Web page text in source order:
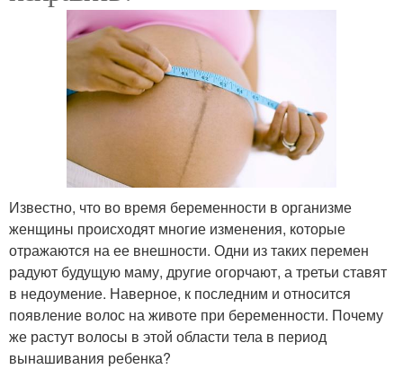
Известно, что во время беременности в организме
женщины происходят многие изменения, которые
отражаются на ее внешности. Одни из таких перемен
радуют будущую маму, другие огорчают, а третьи ставят
в недоумение. Наверное, к последним и относится
появление волос на животе при беременности. Почему
же растут волосы в этой области тела в период
вынашивания ребенка?